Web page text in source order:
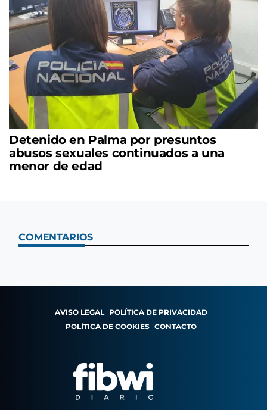
Detenido en Palma por presuntos
abusos sexuales continuados a una
menor de edad
COMENTARIOS
AVISO LEGAL POLÍTICA DE PRIVACIDAD
POLÍTICA DE COOKIES CONTACTO